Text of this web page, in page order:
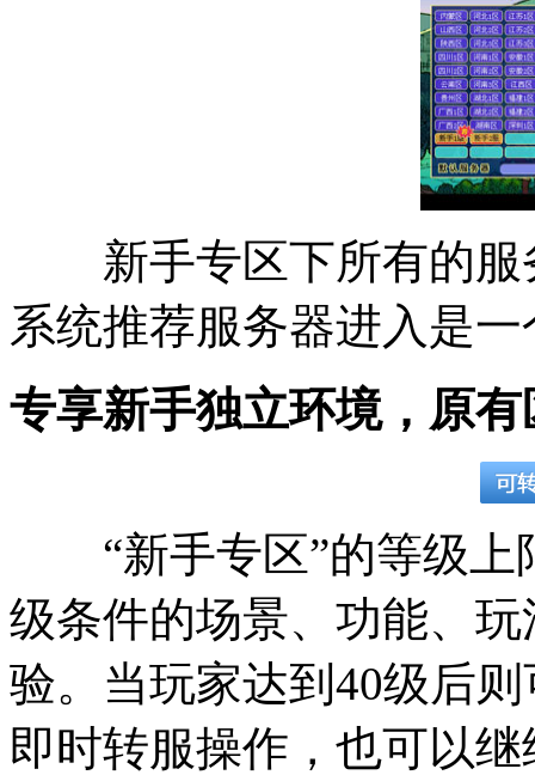
新手专区下所有的服
系统推荐服务器进入是
专享新手独立环境，原
“新手专区”的等级上
级条件的场景、功能、
验。当玩家达到40级后
即时转服操作，也可以